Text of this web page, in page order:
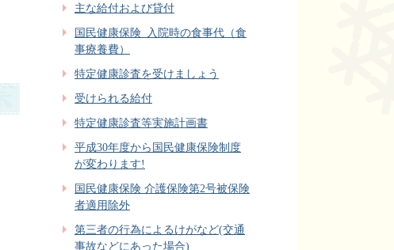
主な給付および貸付
国民健康保険_入院時の食事代（食
事療養費）
特定健康診査を受けましょう
受けられる給付
特定健康診査等実施計画書
平成30年度から国民健康保険制度
が変わります!
国民健康保険 介護保険第2号被保険
者適用除外
第三者の行為によるけがなど(交通
事故などにあった場合)